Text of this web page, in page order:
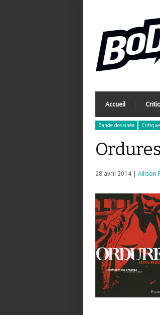
Accueil
Bande dessinée
28 avril 2014 | Allison